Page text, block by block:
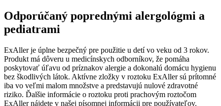
Odporúčaný poprednými alergológmi a
pediatrami
ExAller je úplne bezpečný pre použitie u detí vo veku od 3 rokov.
Produkt má dôveru u medicínskych odborníkov, že pomáha
poskytovať úľavu od príznakov alergie a dokonalú domácu hygienu
bez škodlivých látok. Aktívne zložky v roztoku ExAller sú prítomné
iba vo veľmi malom množstve a predstavujú nulové zdravotné
riziko. Ďalšie informácie o roztoku proti prachovým roztočom
ExAller nájdete v našej písomnej informácii pre používateľov.